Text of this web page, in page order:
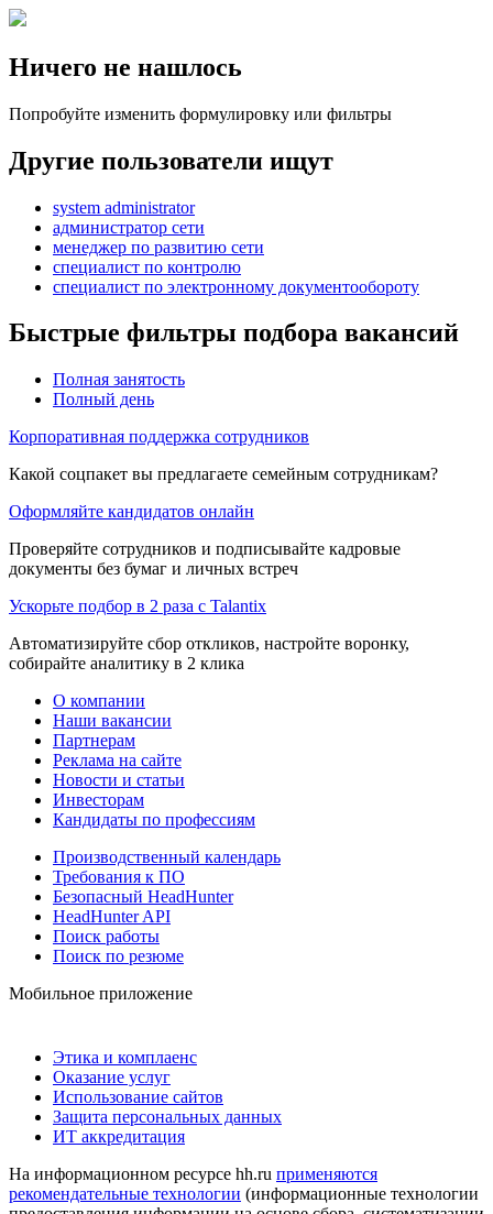
Ничего не нашлось
Попробуйте изменить формулировку или фильтры
Другие пользователи ищут
system administrator
администратор сети
менеджер по развитию сети
специалист по контролю
специалист по электронному документообороту
Быстрые фильтры подбора вакансий
Полная занятость
Полный день
Корпоративная поддержка сотрудников
Какой соцпакет вы предлагаете семейным сотрудникам?
Оформляйте кандидатов онлайн
Проверяйте сотрудников и подписывайте кадровые
документы без бумаг и личных встреч
Ускорьте подбор в 2 раза с Talantix
Автоматизируйте сбор откликов, настройте воронку,
собирайте аналитику в 2 клика
О компании
Наши вакансии
Партнерам
Реклама на сайте
Новости и статьи
Инвесторам
Кандидаты по профессиям
Производственный календарь
Требования к ПО
Безопасный HeadHunter
HeadHunter API
Поиск работы
Поиск по резюме
Мобильное приложение
Этика и комплаенс
Оказание услуг
Использование сайтов
Защита персональных данных
ИТ аккредитация
На информационном ресурсе hh.ru применяются
рекомендательные технологии (информационные технологии